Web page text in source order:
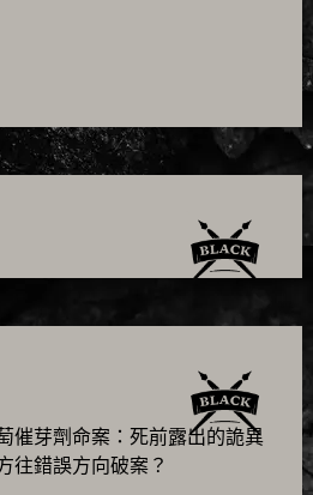
催芽劑命案：死前露出的詭異
往錯誤方向破案？